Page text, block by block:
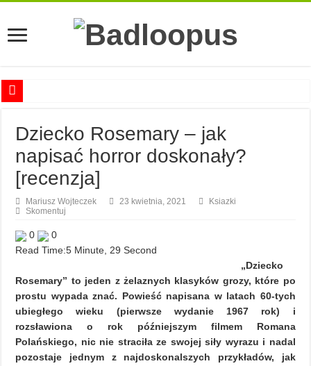
Najciekawsze książki o kobietach nauki
Najlepsze mangi dla dorosłych
Najciekawsze zapowiedzi komiksowe na 2023 rok
Dziecko Rosemary – jak
napisać horror doskonały?
[recenzja]
Mariusz Wojteczek 23 kwietnia, 2021
Ksiazki
Skomentuj
0
0
Read Time:5 Minute, 29 Second
„Dziecko
Rosemary” to jeden z żelaznych klasyków grozy, które po
prostu wypada znać. Powieść napisana w latach 60-tych
ubiegłego wieku (pierwsze wydanie 1967 rok) i
rozsławiona o rok późniejszym filmem Romana
Polańskiego, nic nie straciła ze swojej siły wyrazu i nadal
pozostaje jednym z najdoskonalszych przykładów, jak